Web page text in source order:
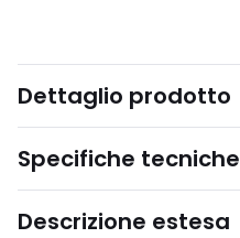
Dettaglio prodotto
Specifiche tecniche
Descrizione estesa